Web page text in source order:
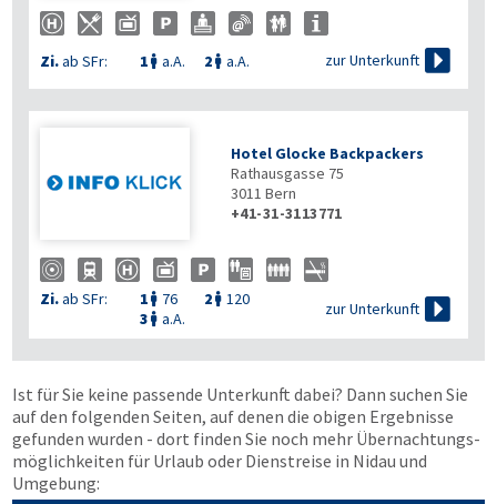
Zi.ab SFr: 1  a.A. 2  a.A. zur Unterkunft 
Hotel Glocke Backpackers
Rathausgasse 75
3011 Bern
+41-31-3113771
Zi.ab SFr: 1  76 2  120
3  a.A.
zur Unterkunft 
Ist für Sie keine passende Unterkunft dabei? Dann suchen Sie
auf den folgenden Seiten, auf denen die obigen Ergebnisse
gefunden wurden - dort finden Sie noch mehr Übernachtungs­
möglichkeiten für Urlaub oder Dienstreise in Nidau und
Umgebung: